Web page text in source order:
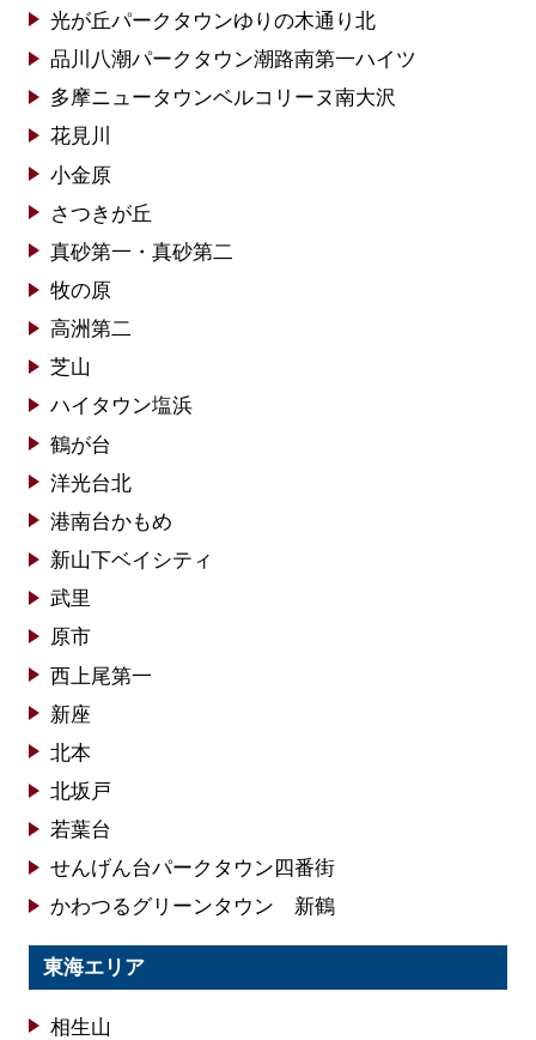
光が丘パークタウンゆりの木通り北
品川八潮パークタウン潮路南第一ハイツ
多摩ニュータウンベルコリーヌ南大沢
花見川
小金原
さつきが丘
真砂第一・真砂第二
牧の原
高洲第二
芝山
ハイタウン塩浜
鶴が台
洋光台北
港南台かもめ
新山下ベイシティ
武里
原市
西上尾第一
新座
北本
北坂戸
若葉台
せんげん台パークタウン四番街
かわつるグリーンタウン 新鶴
東海エリア
相生山